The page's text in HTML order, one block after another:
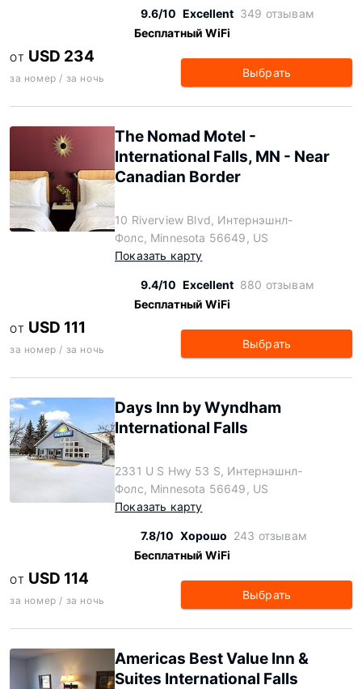
9.6/10 Excellent 349 отзывам
Бесплатный WiFi
ОТ USD 234
за номер / за ночь Выбрать
The Nomad Motel -
International Falls, MN - Near
Canadian Border
10 Riverview Blvd, Интернэшнл-
Фолс, Minnesota 56649, US
Показать карту
9.4/10 Excellent 880 отзывам
Бесплатный WiFi
ОТ USD 111
за номер / за ночь Выбрать
Days Inn by Wyndham
International Falls
2331 U S Hwy 53 S, Интернэшнл-
Фолс, Minnesota 56649, US
Показать карту
7.8/10 Хорошо 243 отзывам
Бесплатный WiFi
ОТ USD 114
за номер / за ночь Выбрать
Americas Best Value Inn &
Suites International Falls